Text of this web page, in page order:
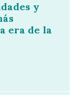
y
era de la